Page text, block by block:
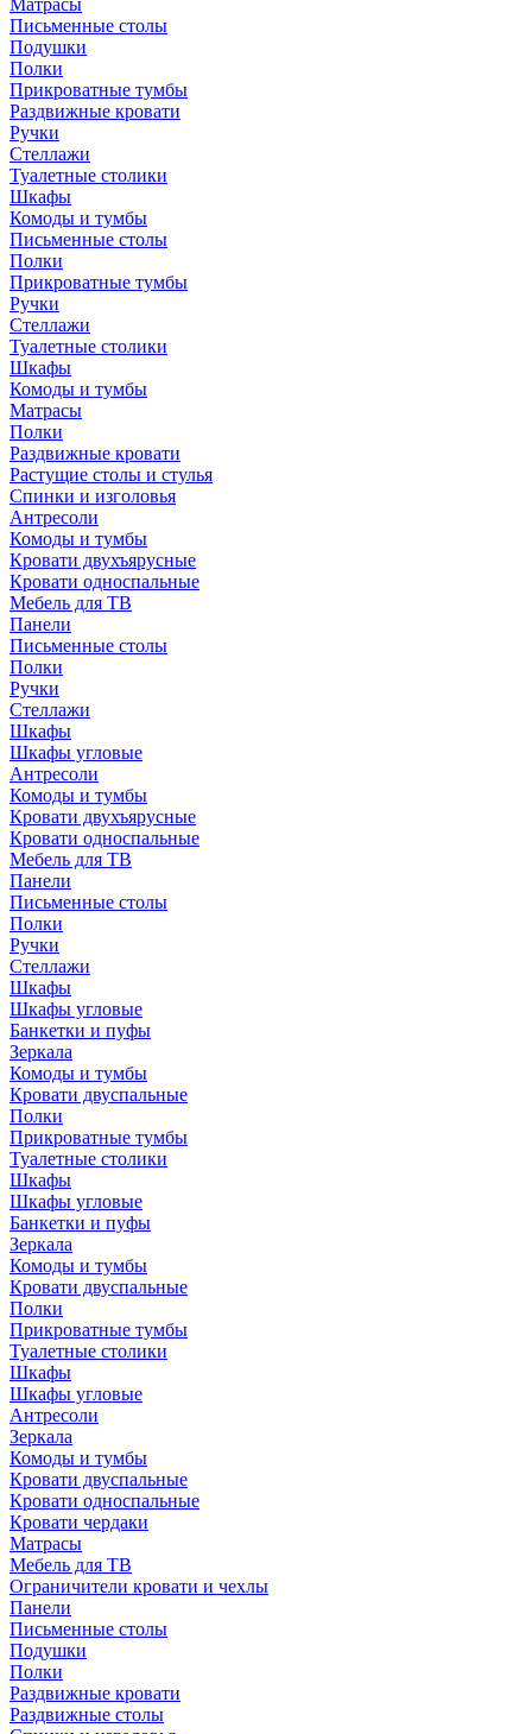
Письменные столы
Подушки
Полки
Прикроватные тумбы
Раздвижные кровати
Ручки
Стеллажи
Туалетные столики
Шкафы
Комоды и тумбы
Письменные столы
Полки
Прикроватные тумбы
Ручки
Стеллажи
Туалетные столики
Шкафы
Комоды и тумбы
Матрасы
Полки
Раздвижные кровати
Растущие столы и стулья
Спинки и изголовья
Антресоли
Комоды и тумбы
Кровати двухъярусные
Кровати односпальные
Мебель для ТВ
Панели
Письменные столы
Полки
Ручки
Стеллажи
Шкафы
Шкафы угловые
Антресоли
Комоды и тумбы
Кровати двухъярусные
Кровати односпальные
Мебель для ТВ
Панели
Письменные столы
Полки
Ручки
Стеллажи
Шкафы
Шкафы угловые
Банкетки и пуфы
Зеркала
Комоды и тумбы
Кровати двуспальные
Полки
Прикроватные тумбы
Туалетные столики
Шкафы
Шкафы угловые
Банкетки и пуфы
Зеркала
Комоды и тумбы
Кровати двуспальные
Полки
Прикроватные тумбы
Туалетные столики
Шкафы
Шкафы угловые
Антресоли
Зеркала
Комоды и тумбы
Кровати двуспальные
Кровати односпальные
Кровати чердаки
Матрасы
Мебель для ТВ
Ограничители кровати и чехлы
Панели
Письменные столы
Подушки
Полки
Раздвижные кровати
Раздвижные столы